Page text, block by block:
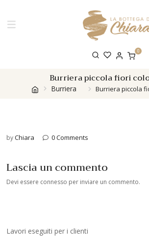
0
Burriera piccola fiori
Burriera Burriera piccola
byChiara 0 Comments
Lascia un commento
Devi essere connesso per inviare un commento.
Lavori eseguiti per i clienti